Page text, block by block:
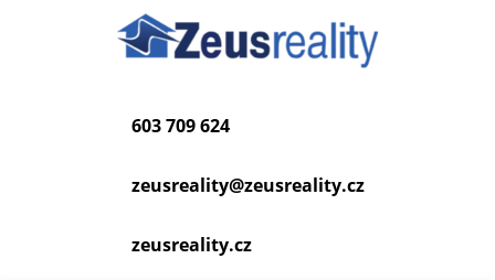
603 709 624
zeusreality@zeusreality.cz
zeusreality.cz